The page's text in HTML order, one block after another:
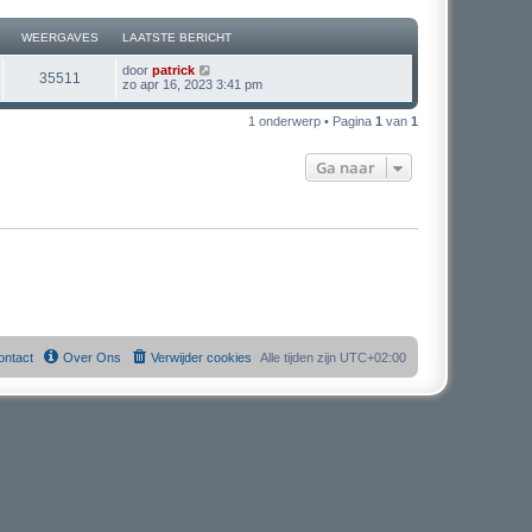
WEERGAVES LAATSTE BERICHT
35511
e
a
L
a
t
c
door patrick
zo apr 16, 2023 3:41 pm
1 onderwerp • Pagina 1 van 1
Ga naar
Alle tijden zijn UTC+02:00
Verwijder cookies
Over Ons